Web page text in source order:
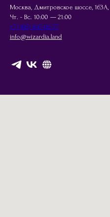
Москва, Дмитровское шоссе,
Чт. - Вс. 10:00 — 21:00
+7 (495) 847-06-77
info@wizardia.land